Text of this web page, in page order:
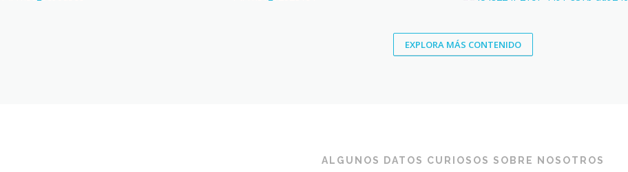
EXPLORA MÁS CONTENIDO
ALGUNOS DATOS CURIOSOS SOBRE NOSOTROS